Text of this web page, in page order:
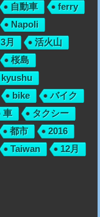
自動車
ferry
Napoli
3月
活火山
桜島
kyushu
bike
バイク
車
タクシー
都市
2016
Taiwan
12月